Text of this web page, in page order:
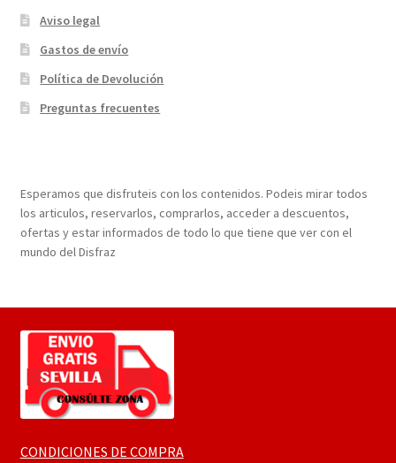
Aviso legal
Gastos de envío
Política de Devolución
Preguntas frecuentes
Esperamos que disfruteis con los contenidos. Podeis mirar todos
los articulos, reservarlos, comprarlos, acceder a descuentos,
ofertas y estar informados de todo lo que tiene que ver con el
mundo del Disfraz
CONDICIONES DE COMPRA